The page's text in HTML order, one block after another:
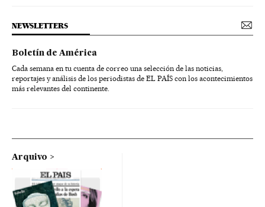
NEWSLETTERS
Boletín de América
Cada semana en tu cuenta de correo una selección de las noticias,
reportajes y análisis de los periodistas de EL PAÍS con los acontecimientos
más relevantes del continente.
Arquivo